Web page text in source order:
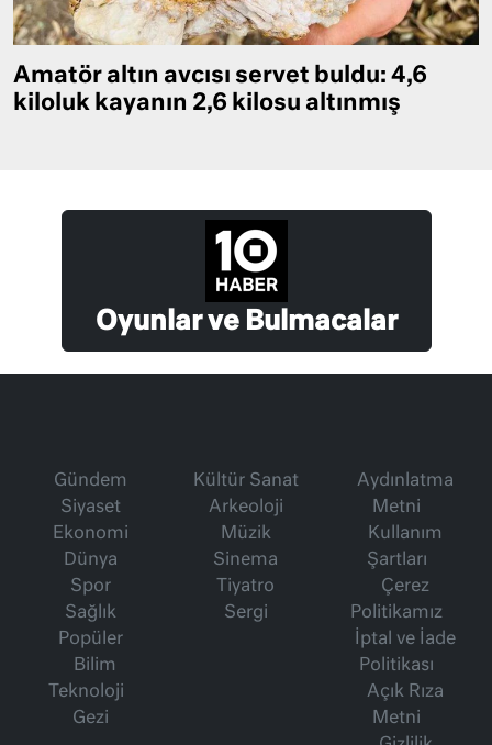
Amatör altın avcısı servet buldu: 4,6
kiloluk kayanın 2,6 kilosu altınmış
Oyunlar ve Bulmacalar
Gündem
Siyaset
Ekonomi
Dünya
Spor
Sağlık
Popüler
Bilim
Teknoloji
Gezi
Kültür Sanat
Arkeoloji
Müzik
Sinema
Tiyatro
Sergi
Aydınlatma
Metni
Kullanım
Şartları
Çerez
Politikamız
İptal ve İade
Politikası
Açık Rıza
Metni